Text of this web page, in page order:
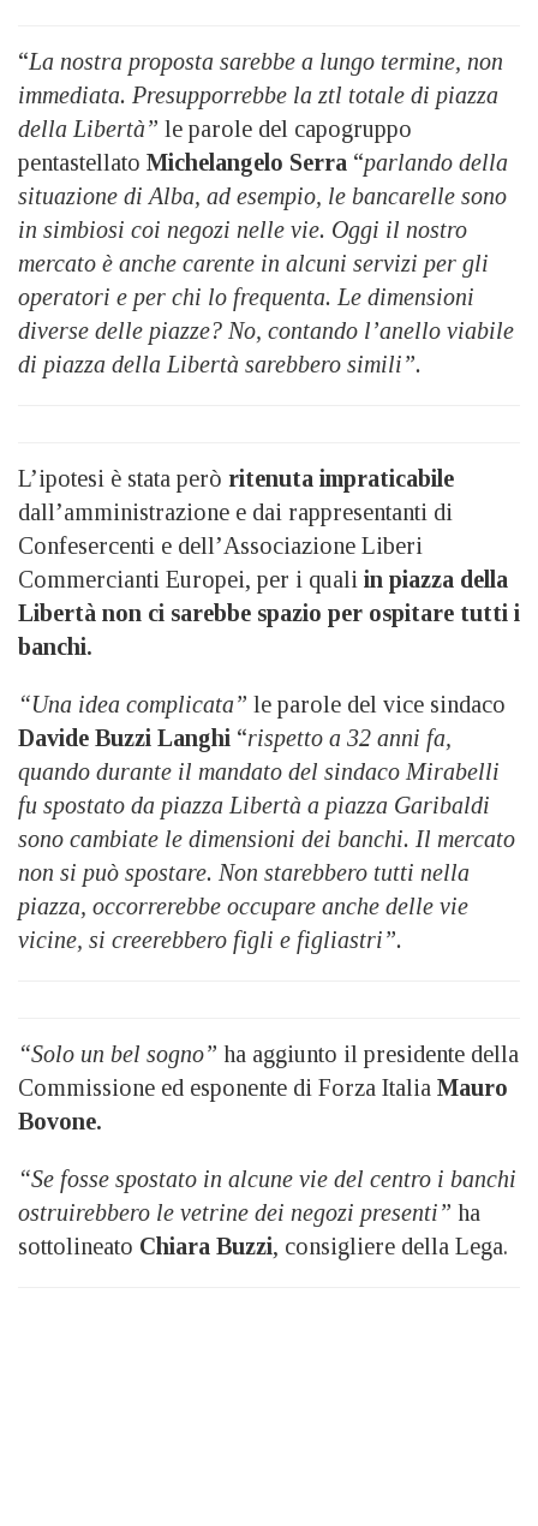
“La nostra proposta sarebbe a lungo termine, non
immediata. Presupporrebbe la ztl totale di piazza
della Libertà” le parole del capogruppo
pentastellato Michelangelo Serra “parlando della
situazione di Alba, ad esempio, le bancarelle sono
in simbiosi coi negozi nelle vie. Oggi il nostro
mercato è anche carente in alcuni servizi per gli
operatori e per chi lo frequenta. Le dimensioni
diverse delle piazze? No, contando l’anello viabile
di piazza della Libertà sarebbero simili”.
L’ipotesi è stata però ritenuta impraticabile
dall’amministrazione e dai rappresentanti di
Confesercenti e dell’Associazione Liberi
Commercianti Europei, per i quali in piazza della
Libertà non ci sarebbe spazio per ospitare tutti i
banchi.
“Una idea complicata” le parole del vice sindaco
Davide Buzzi Langhi “rispetto a 32 anni fa,
quando durante il mandato del sindaco Mirabelli
fu spostato da piazza Libertà a piazza Garibaldi
sono cambiate le dimensioni dei banchi. Il mercato
non si può spostare. Non starebbero tutti nella
piazza, occorrerebbe occupare anche delle vie
vicine, si creerebbero figli e figliastri”.
“Solo un bel sogno” ha aggiunto il presidente della
Commissione ed esponente di Forza Italia Mauro
Bovone.
“Se fosse spostato in alcune vie del centro i banchi
ostruirebbero le vetrine dei negozi presenti” ha
sottolineato Chiara Buzzi, consigliere della Lega.